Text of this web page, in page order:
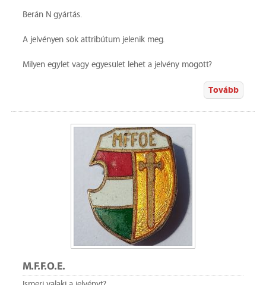
Berán N gyártás.
A jelvényen sok attribútum jelenik meg.
Milyen egylet vagy egyesület lehet a jelvény mögött?
Tovább
M.F.F.O.E.